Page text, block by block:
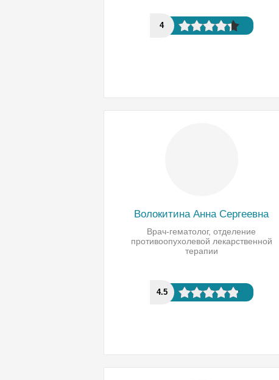
4
Волокитина Анна Сергеевна
Врач-гематолог, отделение
противоопухолевой лекарственной
терапии
4.5